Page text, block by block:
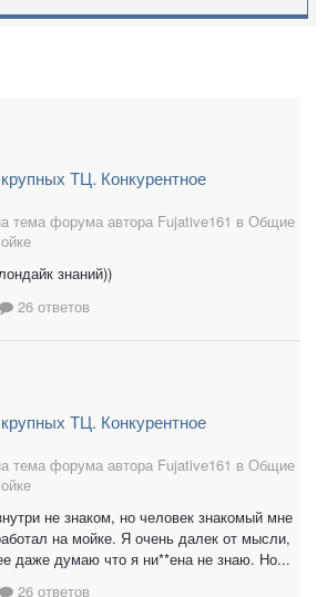
ТЦ. Конкурентное
тема форума автора Fujative161 в Общие
знаний))
26 ответов
ТЦ. Конкурентное
тема форума автора Fujative161 в Общие
не знаком, но человек знакомый мне
на мойке. Я очень далек от мысли,
даже думаю что я ни**ена не знаю. Но...
26 ответов